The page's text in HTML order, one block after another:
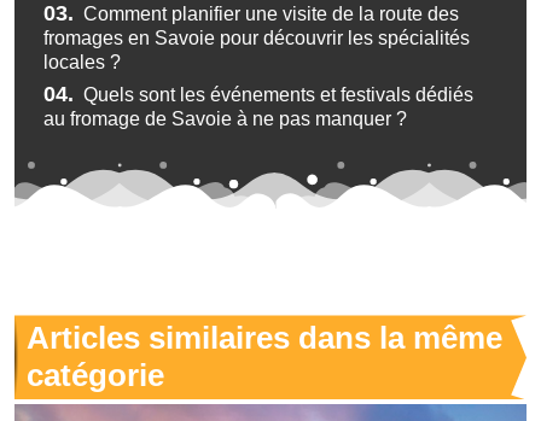
03. Comment planifier une visite de la route des
fromages en Savoie pour découvrir les spécialités
locales ?
04. Quels sont les événements et festivals dédiés
au fromage de Savoie à ne pas manquer ?
Articles similaires dans la même
catégorie